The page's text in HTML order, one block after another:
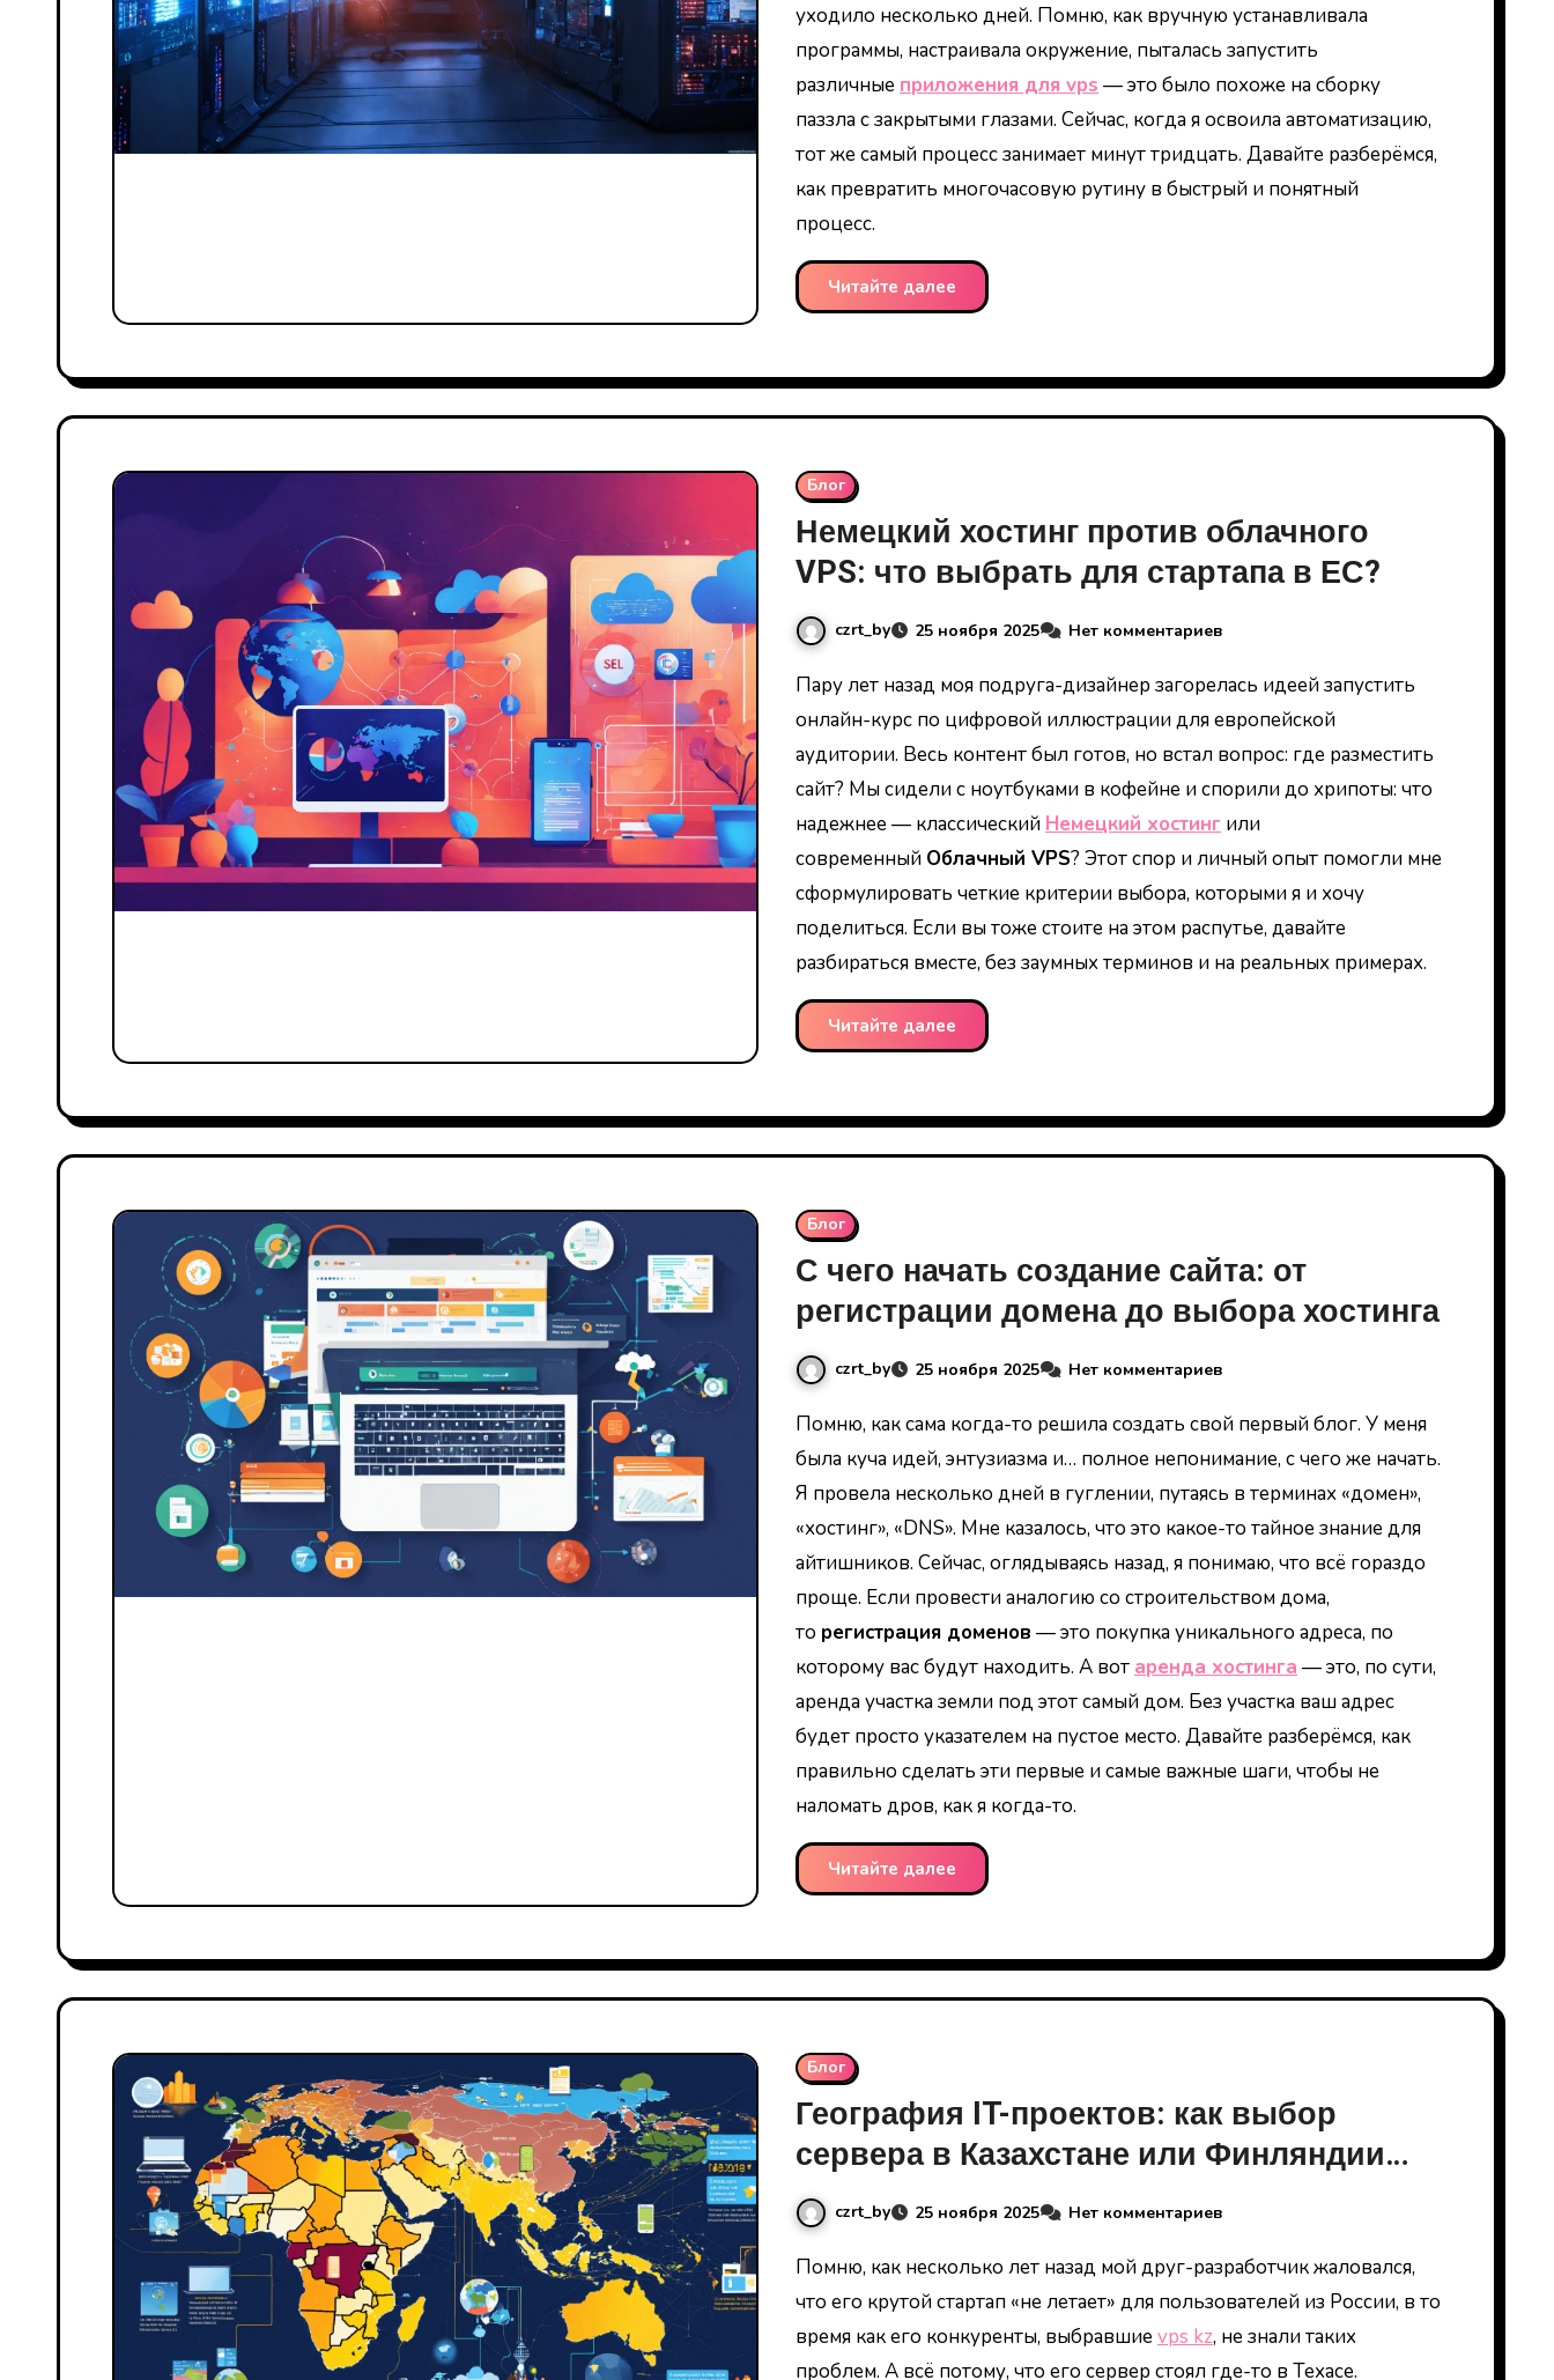
уходило несколько дней. Помню, как вручную устанавливала
программы, настраивала окружение, пыталась запустить
различные приложения для vps — это было похоже на сборку
паззла с закрытыми глазами. Сейчас, когда я освоила автоматизацию,
тот же самый процесс занимает минут тридцать. Давайте разберёмся,
как превратить многочасовую рутину в быстрый и понятный
процесс.
Читайте далее
Блог
Немецкий хостинг против облачного
VPS: что выбрать для стартапа в ЕС?
czrt_by 25 ноября 2025 Нет комментариев
Пару лет назад моя подруга-дизайнер загорелась идеей запустить
онлайн-курс по цифровой иллюстрации для европейской
аудитории. Весь контент был готов, но встал вопрос: где разместить
сайт? Мы сидели с ноутбуками в кофейне и спорили до хрипоты: что
надежнее — классический Немецкий хостинг или
современный Облачный VPS? Этот спор и личный опыт помогли мне
сформулировать четкие критерии выбора, которыми я и хочу
поделиться. Если вы тоже стоите на этом распутье, давайте
разбираться вместе, без заумных терминов и на реальных примерах.
Читайте далее
Блог
С чего начать создание сайта: от
регистрации домена до выбора хостинга
czrt_by 25 ноября 2025 Нет комментариев
Помню, как сама когда-то решила создать свой первый блог. У меня
была куча идей, энтузиазма и… полное непонимание, с чего же начать.
Я провела несколько дней в гуглении, путаясь в терминах «домен»,
«хостинг», «DNS». Мне казалось, что это какое-то тайное знание для
айтишников. Сейчас, оглядываясь назад, я понимаю, что всё гораздо
проще. Если провести аналогию со строительством дома,
то регистрация доменов — это покупка уникального адреса, по
которому вас будут находить. А вот аренда хостинга — это, по сути,
аренда участка земли под этот самый дом. Без участка ваш адрес
будет просто указателем на пустое место. Давайте разберёмся, как
правильно сделать эти первые и самые важные шаги, чтобы не
наломать дров, как я когда-то.
Читайте далее
Блог
География IT-проектов: как выбор
сервера в Казахстане или Финляндии
влияет на аудиторию
czrt_by 25 ноября 2025 Нет комментариев
Помню, как несколько лет назад мой друг-разработчик жаловался,
что его крутой стартап «не летает» для пользователей из России, в то
время как его конкуренты, выбравшиеvps kz, не знали таких
проблем. А всё потому, что его сервер стоял где-то в Техасе.